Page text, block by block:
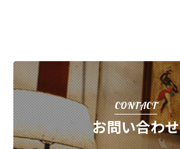
CONTACT
お問い合わせ